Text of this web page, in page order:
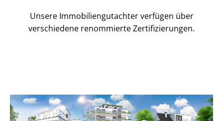
Unsere Immobilien­gutachter verfügen über
verschiedene renommierte Zer­ti­fi­zie­run­gen.